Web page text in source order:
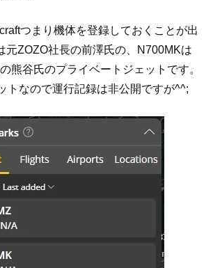
つまり機体を登録しておくことが出
元ZOZO社長の前澤氏の、N700MKは
熊谷氏のプライベートジェットです。
トなので運行記録は非公開ですが^^;